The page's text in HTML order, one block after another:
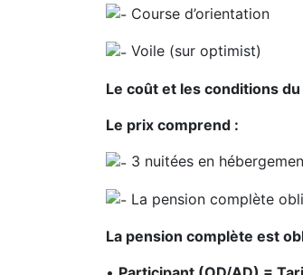
Course d’orientation
Voile (sur optimist)
Le coût et les conditions
Le prix comprend :
3 nuitées en
La pension complète
La pension complète est